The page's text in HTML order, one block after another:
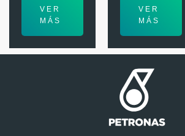
VER
MÁS
VER
MÁS